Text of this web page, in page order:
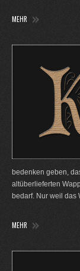
MEHR
bedenken geben,
altüberlieferten
bedarf. Nur weil das
MEHR